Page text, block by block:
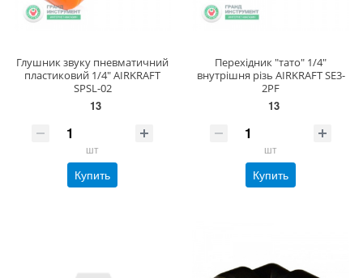
Глушник звуку пневматичний
пластиковий 1/4" AIRKRAFT
SPSL-02
13
шт
Купить
Перехідник "тато" 1/4"
внутрішня різь AIRKRAFT SE3-
2PF
13
шт
Купить